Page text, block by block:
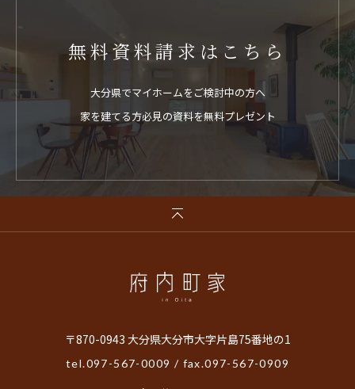
無料資料請求はこちら
大分県でマイホームをご検討中の方へ
家を建てる方必見の資料を無料プレゼント
〒870-0943 大分県大分市大字片島75番地の1
tel.097-567-0009 / fax.097-567-0909